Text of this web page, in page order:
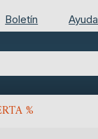
Boletín Ayuda
%